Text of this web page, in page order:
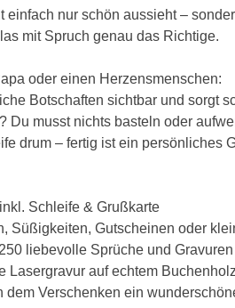
einfach nur schön aussieht –
mit Spruch genau das Richtige.
oder einen Herzensmenschen:
Botschaften sichtbar und sorgt
Du musst nichts basteln oder
drum – fertig ist ein persönliches
Schleife & Grußkarte
Süßigkeiten, Gutscheinen oder
liebevolle Sprüche und Gravuren
Lasergravur auf echtem Buchenholz
Verschenken ein